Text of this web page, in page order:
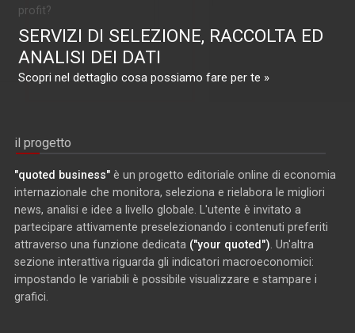
profit?
SERVIZI DI SELEZIONE, RACCOLTA ED
ANALISI DEI DATI
Scopri nel dettaglio cosa possiamo fare per te »
il progetto
"quoted business" è un progetto editoriale online di economia
internazionale che monitora, seleziona e rielabora le migliori
news, analisi e idee a livello globale. L'utente è invitato a
partecipare attivamente preselezionando i contenuti preferiti
attraverso una funzione dedicata ("your quoted"). Un'altra
sezione interattiva riguarda gli indicatori macroeconomici:
impostando le variabili è possibile visualizzare e stampare i
grafici.